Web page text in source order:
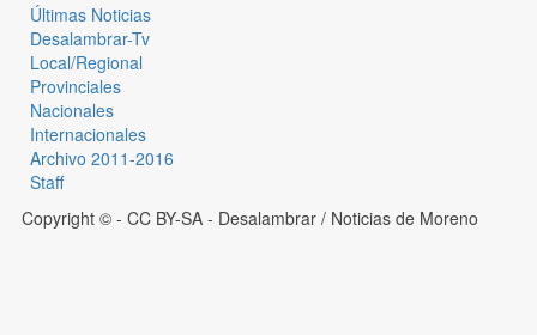
Últimas Noticias
Desalambrar-Tv
Local/Regional
Provinciales
Nacionales
Internacionales
Archivo 2011-2016
Staff
Copyright © - CC BY-SA - Desalambrar / Noticias de Moreno